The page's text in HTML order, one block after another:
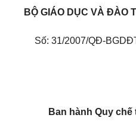
BỘ GIÁO DỤC VÀ ĐÀO
Số: 31/2007/QĐ-
Ban hành Quy